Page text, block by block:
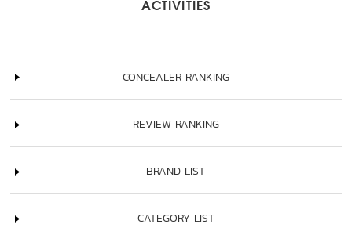
ACTIVITIES
CONCEALER RANKING
REVIEW RANKING
BRAND LIST
CATEGORY LIST